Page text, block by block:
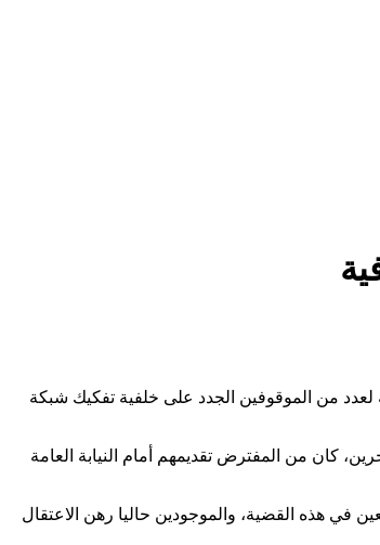
لعدد من الموقوفين الجدد على خلفية تفكيك شبكة
كان من المفترض تقديمهم أمام النيابة العامة
في هذه القضية، والموجودين حاليا رهن الاعتقال